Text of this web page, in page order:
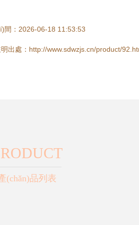
間：2026-06-18 11:53:53
出處：http://www.sdwzjs.cn/product/
(chǎn)品列表